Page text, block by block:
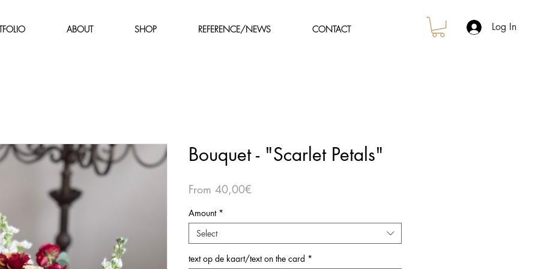
ABOUT SHOP REFERENCE/NEWS CONTACT Log In
Bouquet - "Scarlet Petals"
From 40,00€
Amount *
Select
text op de kaart/text on the card *